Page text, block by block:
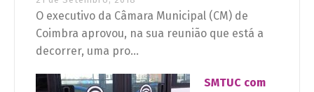
O executivo da Câmara Municipal (CM) de
Coimbra aprovou, na sua reunião que está a
decorrer, uma pro...
SMTUC com